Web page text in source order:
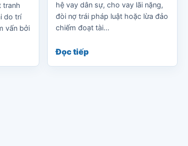
tranh
do trí
vấn bởi
hệ vay dân sự, cho vay lãi nặng,
đòi nợ trái pháp luật hoặc lừa đảo
chiếm đoạt tài...
Đọc tiếp